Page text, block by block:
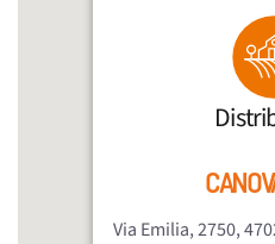
Via Emilia, 2750,